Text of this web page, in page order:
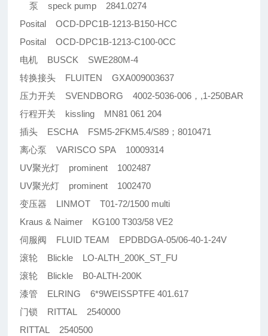
泵 speck pump 2841.0274
Posital OCD-DPC1B-1213-B150-HCC
Posital OCD-DPC1B-1213-C100-0CC
电机 BUSCK SWE280M-4
转换接头 FLUITEN GXA009003637
压力开关 SVENDBORG 4002-5036-006，,1-250BAR
行程开关 kissling MN81 061 204
插头 ESCHA FSM5-2FKM5.4/S89；8010471
离心泵 VARISCO SPA 10009314
UV聚光灯 prominent 1002487
UV聚光灯 prominent 1002470
变压器 LINMOT T01-72/1500 multi
Kraus & Naimer KG100 T303/58 VE2
伺服阀 FLUID TEAM EPDBDGA-05/06-40-1-24V
滚轮 Blickle LO-ALTH_200K_ST_FU
滚轮 Blickle B0-ALTH-200K
漆管 ELRING 6*9WEISSPTFE 401.617
门锁 RITTAL 2540000
RITTAL 2540500